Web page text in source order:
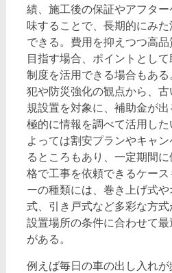
績、施工後の保証やアフタ
味することで、長期的にみ
できる。費用を抑えつつ高
目指す場合、ポイントとし
制度を活用できる場合もあ
犯や防災強化の観点から、
規設置を対象に、補助金が
極的に情報を調べて活用し
よっては割安プランやキャ
るところもあり、一定期間
格で工事を依頼できるケー
ーの種類には、巻き上げ式
式、引き戸式など多彩な方
設置場所の条件に合わせて
がある。
例えば毎日の車の出し入れ